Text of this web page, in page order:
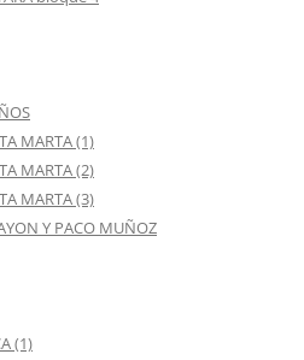
MARTA (1)
MARTA (2)
MARTA (3)
Y PACO MUÑOZ
(1)